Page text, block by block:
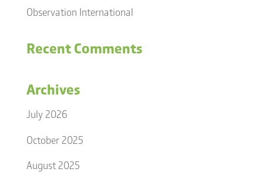
Observation International
Recent Comments
Archives
July 2026
October 2025
August 2025